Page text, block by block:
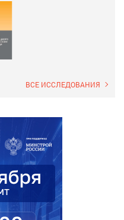
ВСЕ ИССЛЕДОВАНИЯ